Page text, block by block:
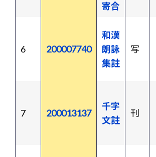
寄合
6 200007740
和漢
朗詠
集註
写
7 200013137
千字
文註
刊